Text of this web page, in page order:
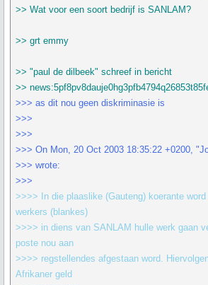
>> Wat voor een soort bedrijf is SANLAM?
>> grt emmy
>> "paul de dilbeek" schreef in bericht
>>
>>> as dit nou geen diskriminasie is
>>>
>>>
>>> On Mon, 20 Oct 2003 18:35:22 +0200,
>>> wrote:
>>>
>>>> In die plaaslike (Gauteng) koerante
werkers (blankes)
>>>> in diens van SANLAM hulle werk gaan
poste nou aan
>>>> regstellendes afgestaan word.
Afrikaner geld